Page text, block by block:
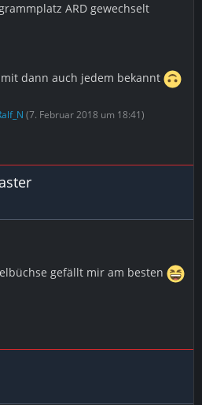
ARD gewechselt
dann auch jedem bekannt
(7. Februar 2018 um 18:41)
gefällt mir am besten